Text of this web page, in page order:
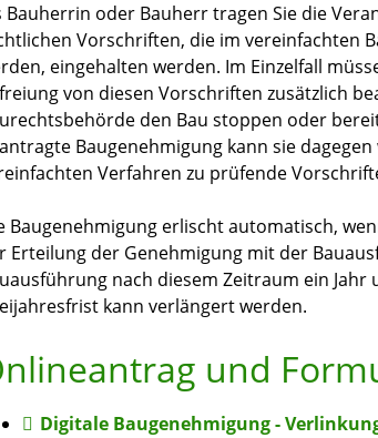
Bauherrin oder Bauherr tragen Sie die
n Vorschriften, die im vereinfachten
eingehalten werden. Im Einzelfall
von diesen Vorschriften zusätzlich
den Bau stoppen oder
Baugenehmigung kann sie dagegen
Verfahren zu prüfende Vor
Baugenehmigung erlischtautomatisch,
Erteilung der Genehmigung mit der
nach diesem Zeitraum ein
sfrist kann verlängert werden.
und
Digitale Baugenehmigung -